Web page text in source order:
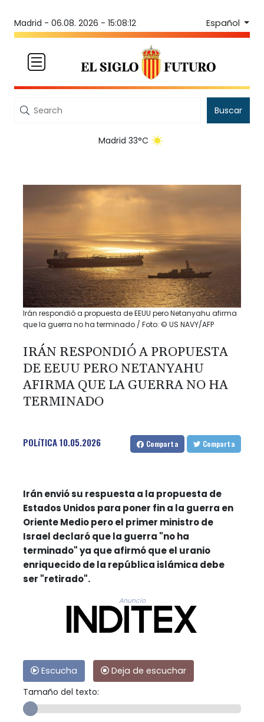
Madrid - 06.08. 2026 - 15:08:12 Español
Buscar
Madrid 33°C
Irán respondió a propuesta de EEUU pero Netanyahu afirma
que la guerra no ha terminado / Foto: © US NAVY/AFP
IRÁN RESPONDIÓ A PROPUESTA
DE EEUU PERO NETANYAHU
AFIRMA QUE LA GUERRA NO HA
TERMINADO
POLíTICA10.05.2026 Comparta Comparta
Irán envió su respuesta a la propuesta de
Estados Unidos para poner fin a la guerra en
Oriente Medio pero el primer ministro de
Israel declaró que la guerra "no ha
terminado" ya que afirmó que el uranio
enriquecido de la república islámica debe
ser "retirado".
Anuncio
Escucha
Deja de escuchar
Tamaño del texto: